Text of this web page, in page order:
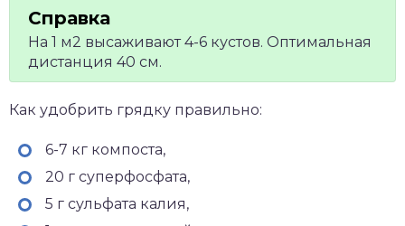
На 1 м2 высаживают 4-6 кустов. Оптимальная
дистанция 40 см.
Как удобрить грядку правильно:
6-7 кг компоста,
20 г суперфосфата,
5 г сульфата калия,